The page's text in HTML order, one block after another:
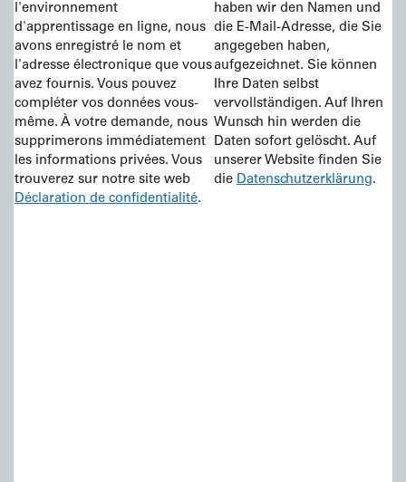
l'environnement
d'apprentissage en ligne, nous
avons enregistré le nom et
l'adresse électronique que vous
avez fournis. Vous pouvez
compléter vos données vous-
même. À votre demande, nous
supprimerons immédiatement
les informations privées. Vous
trouverez sur notre site web
Déclaration de confidentialité.
haben wir den Namen und
die E-Mail-Adresse, die Sie
angegeben haben,
aufgezeichnet. Sie können
Ihre Daten selbst
vervollständigen. Auf Ihren
Wunsch hin werden die
Daten sofort gelöscht. Auf
unserer Website finden Sie
die Datenschutzerklärung.